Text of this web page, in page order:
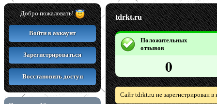
Добро пожаловать!
Войти в аккаунт
Зарегистрироваться
Восстановить доступ
tdrkt.ru
Положительных
отзывов
0
Сайт tdrkt.ru не зарегистрирован